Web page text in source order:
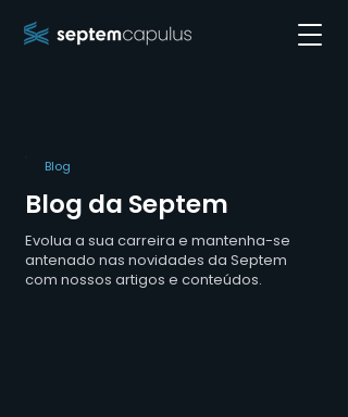
Blog
Blog da Septem
Evolua a sua carreira e mantenha-se
antenado nas novidades da Septem
com nossos artigos e conteúdos.